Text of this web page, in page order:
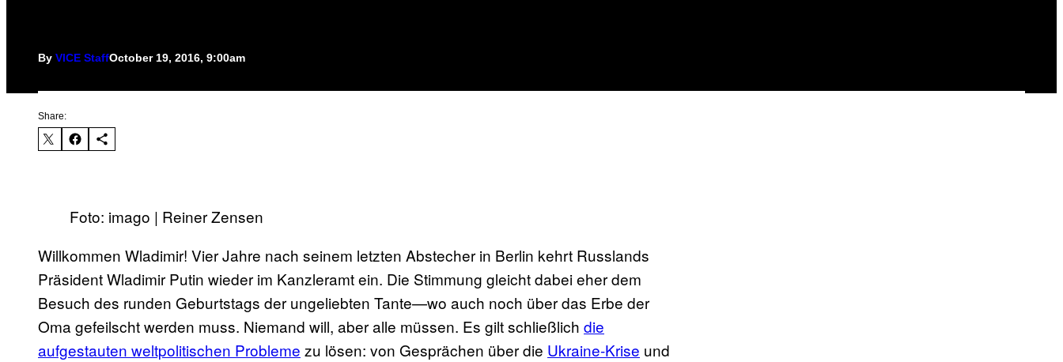
By VICE StaffOctober 19, 2016, 9:00am
Share:
Foto: imago | Reiner Zensen
Willkommen Wladimir! Vier Jahre nach seinem letzten Abstecher in Berlin kehrt Russlands
Präsident Wladimir Putin wieder im Kanzleramt ein. Die Stimmung gleicht dabei eher dem
Besuch des runden Geburtstags der ungeliebten Tante—wo auch noch über das Erbe der
Oma gefeilscht werden muss. Niemand will, aber alle müssen. Es gilt schließlich die
aufgestauten weltpolitischen Probleme zu lösen: von Gesprächen über die Ukraine-Krise und